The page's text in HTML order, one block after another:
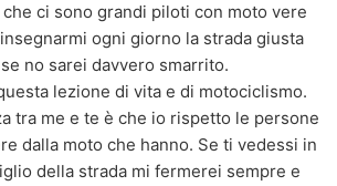
ci sono grandi piloti con moto vere
ogni giorno la strada giusta
no sarei davvero smarrito.
lezione di vita e di motociclismo.
tra me e te è che io rispetto le persone
dalla moto che hanno. Se ti vedessi in
della strada mi fermerei sempre e